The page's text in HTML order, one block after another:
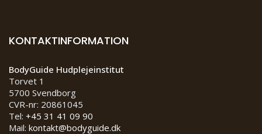
KONTAKTINFORMATION
BodyGuide Hudplejeinstitut
Torvet 1
5700 Svendborg
CVR-nr: 20861045
Tel: +45 31 41 09 90
Mail: kontakt@bodyguide.dk